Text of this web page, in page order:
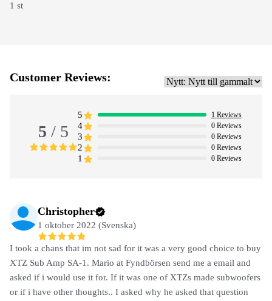
1 st
Customer Reviews:
5 / 5
5 1 Reviews
4 0 Reviews
3 0 Reviews
2 0 Reviews
1 0 Reviews
Christopher
1 oktober 2022 (Svenska)
I took a chans that im not sad for it was a very good choice to buy
XTZ Sub Amp SA-1. Mario at Fyndbörsen send me a email and
asked if i would use it for. If it was one of XTZs made subwoofers
or if i have other thoughts.. I asked why he asked that question